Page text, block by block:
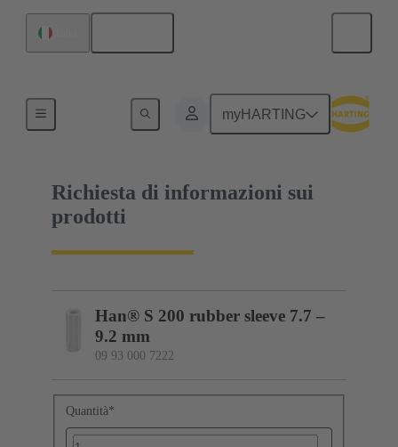
myHARTING
09 93 000 7222
Richiesta di informazioni sui
prodotti
Han® S 200 rubber sleeve 7.7 –
9.2 mm
09 93 000 7222
Quantità*